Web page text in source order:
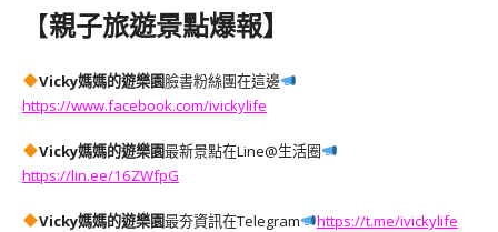
【親子旅遊景點爆報】
Vicky媽媽的遊樂園臉書粉絲團在這邊
https://www.facebook.com/ivickylife
Vicky媽媽的遊樂園最新景點在Line@生活圈
https://lin.ee/16ZWfpG
Vicky媽媽的遊樂園最夯資訊在Telegram https://t.me/ivickylife